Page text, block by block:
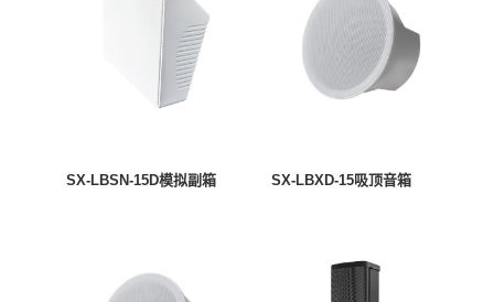
SX-LBSN-15D模拟副箱 SX-LBXD-15吸顶音箱